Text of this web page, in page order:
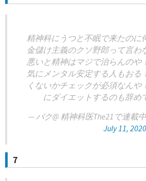
精神科にうつと不眠で来たのに
金儲け主義のクソ野郎って言わ
悪いと精神はマジで治らんのや
気にメンタル安定する人もおる
くないかチェックが必須なんや
にダイエットするのも辞め
— バク@ 精神科医The21で連載
July 11, 2020
7